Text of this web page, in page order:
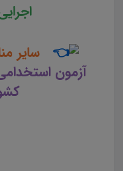
سایر
آزمون